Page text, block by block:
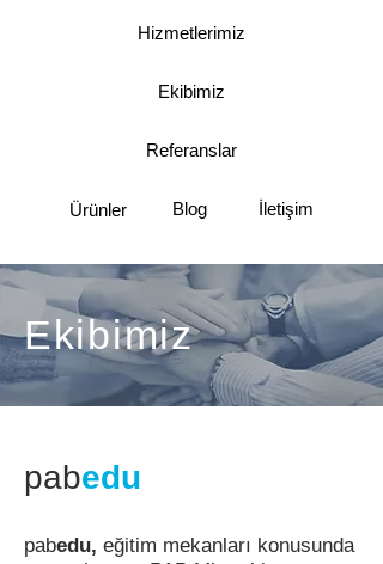
Hizmetlerimiz
Ekibimiz
Referanslar
Ürünler Blog İletişim
Ekibimiz
pabedu
pabedu, eğitim mekanları konusunda